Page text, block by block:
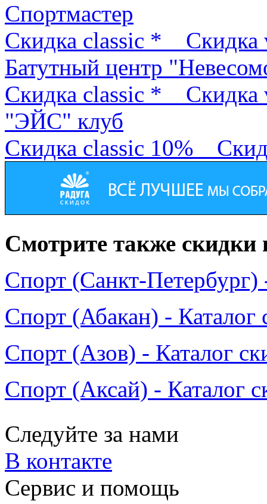
Спортмастер
Скидка classic *
Скидка
Батутный центр
Скидка classic *
"ЭЙС" клуб
Скидка classic 10%
Смотрите также скидки
Спорт (Санкт-Петербург)
Спорт (Абакан) - Каталог
Спорт (Азов) - Каталог
Спорт (Аксай) - Каталог
Следуйте за нами
В контакте
Сервис и помощь